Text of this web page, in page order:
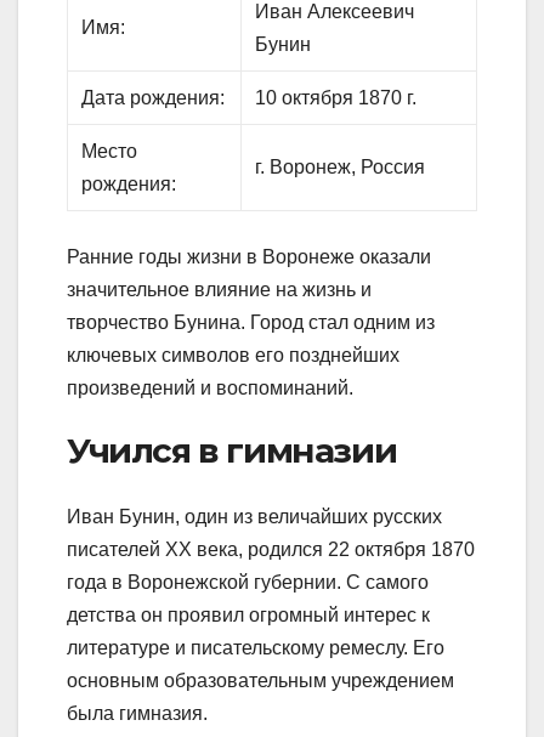
Имя:
Иван Алексеевич
Бунин
Дата рождения: 10 октября 1870 г.
Место
рождения:
г. Воронеж, Россия
Ранние годы жизни в Воронеже оказали
значительное влияние на жизнь и
творчество Бунина. Город стал одним из
ключевых символов его позднейших
произведений и воспоминаний.
Учился в гимназии
Иван Бунин, один из величайших русских
писателей XX века, родился 22 октября 1870
года в Воронежской губернии. С самого
детства он проявил огромный интерес к
литературе и писательскому ремеслу. Его
основным образовательным учреждением
была гимназия.